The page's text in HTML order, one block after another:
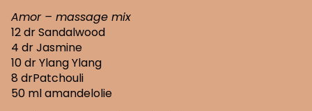
Amor – massage mix
12 dr Sandalwood
4 dr Jasmine
10 dr Ylang Ylang
8 drPatchouli
50 ml amandelolie